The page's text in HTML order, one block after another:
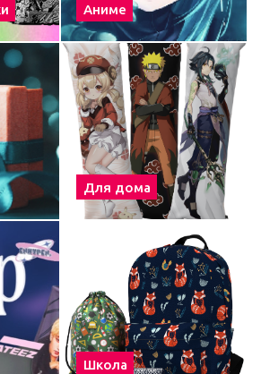
Аниме
Для дома
Школа